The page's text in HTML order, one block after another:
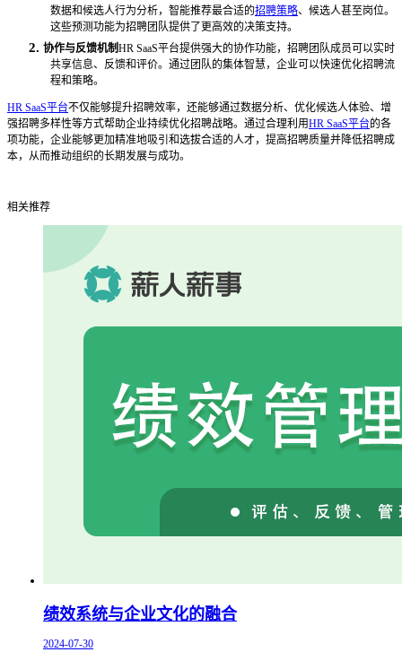
数据和候选人行为分析，智能推荐最合适的招聘策略、候选人甚至岗位。
这些预测功能为招聘团队提供了更高效的决策支持。
2. 协作与反馈机制HR SaaS平台提供强大的协作功能，招聘团队成员可以实时
共享信息、反馈和评价。通过团队的集体智慧，企业可以快速优化招聘流
程和策略。
HR SaaS平台不仅能够提升招聘效率，还能够通过数据分析、优化候选人体验、增
强招聘多样性等方式帮助企业持续优化招聘战略。通过合理利用HR SaaS平台的各
项功能，企业能够更加精准地吸引和选拔合适的人才，提高招聘质量并降低招聘成
本，从而推动组织的长期发展与成功。
相关推荐
绩效系统与企业文化的融合
2024-07-30